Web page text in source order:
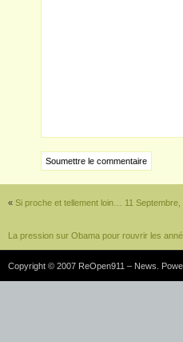
« Si proche et tellement loin… 11 Septembre,
La pression sur Obama pour rouvrir les
Copyright © 2007 ReOpen911 – News.